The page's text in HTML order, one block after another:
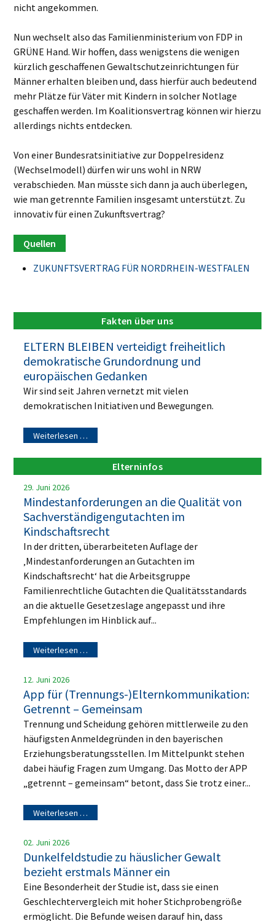
nicht angekommen.
Nun wechselt also das Familienministerium von FDP in
GRÜNE Hand. Wir hoffen, dass wenigstens die wenigen
kürzlich geschaffenen Gewaltschutzeinrichtungen für
Männer erhalten bleiben und, dass hierfür auch bedeutend
mehr Plätze für Väter mit Kindern in solcher Notlage
geschaffen werden. Im Koalitionsvertrag können wir hierzu
allerdings nichts entdecken.
Von einer Bundesratsinitiative zur Doppelresidenz
(Wechselmodell) dürfen wir uns wohl in NRW
verabschieden. Man müsste sich dann ja auch überlegen,
wie man getrennte Familien insgesamt unterstützt. Zu
innovativ für einen Zukunftsvertrag?
ZUKUNFTSVERTRAG FÜR NORDRHEIN-WESTFALEN
Fakten über uns
ELTERN BLEIBEN verteidigt freiheitlich
demokratische Grundordnung und
europäischen Gedanken
Wir sind seit Jahren vernetzt mit vielen
demokratischen Initiativen und Bewegungen.
Weiterlesen …
Elterninfos
29. Juni 2026
Mindestanforderungen an die Qualität von
Sachverständigengutachten im
Kindschaftsrecht
In der dritten, überarbeiteten Auflage der
‚Mindestanforderungen an Gutachten im
Kindschaftsrecht‘ hat die Arbeitsgruppe
Familienrechtliche Gutachten die Qualitätsstandards
an die aktuelle Gesetzeslage angepasst und ihre
Empfehlungen im Hinblick auf...
Weiterlesen …
12. Juni 2026
App für (Trennungs-)Elternkommunikation:
Getrennt – Gemeinsam
Trennung und Scheidung gehören mittlerweile zu den
häufigsten Anmeldegründen in den bayerischen
Erziehungsberatungsstellen. Im Mittelpunkt stehen
dabei häufig Fragen zum Umgang. Das Motto der APP
„getrennt – gemeinsam“ betont, dass Sie trotz einer...
Weiterlesen …
02. Juni 2026
Dunkelfeldstudie zu häuslicher Gewalt
bezieht erstmals Männer ein
Eine Besonderheit der Studie ist, dass sie einen
Geschlechtervergleich mit hoher Stichprobengröße
ermöglicht. Die Befunde weisen darauf hin, dass